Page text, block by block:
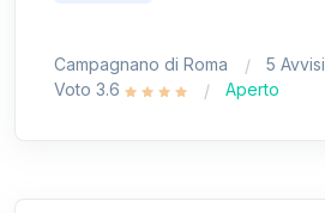
Campagnano di Roma
5 Avvisi
Voto 3.6
Aperto